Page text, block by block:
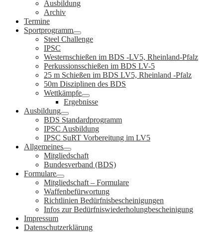
Ausbildung
Archiv
Termine
Sportprogramm
Steel Challenge
IPSC
Westernschießen im BDS -LV5, Rheinland-Pfalz
Perkussionsschießen im BDS LV-5
25 m Schießen im BDS LV5, Rheinland -Pfalz
50m Disziplinen des BDS
Wettkämpfe
Ergebnisse
Ausbildung
BDS Standardprogramm
IPSC Ausbildung
IPSC SuRT Vorbereitung im LV5
Allgemeines
Mitgliedschaft
Bundesverband (BDS)
Formulare
Mitgliedschaft – Formulare
Waffenbefürwortung
Richtlinien Bedürfnisbescheinigungen
Infos zur Bedürfniswiederholungbescheinigung
Impressum
Datenschutzerklärung